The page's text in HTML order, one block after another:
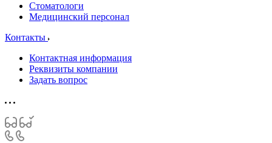
Стоматологи
Медицинский персонал
Контакты
Контактная информация
Реквизиты компании
Задать вопрос